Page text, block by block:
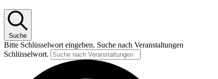
Suche
Bitte Schlüsselwort eingeben. Suche nach Veranstaltungen
Schlüsselwort.